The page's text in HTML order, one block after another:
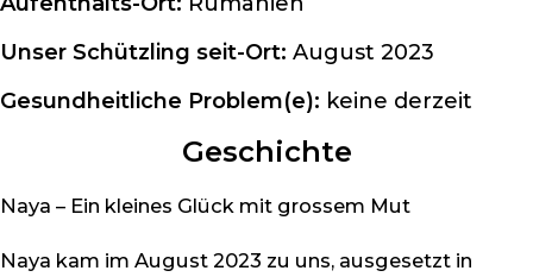
Unser Schützling seit-Ort: August 2023
Gesundheitliche Problem(e): keine derzeit
Geschichte
Naya – Ein kleines Glück mit grossem Mut
Naya kam im August 2023 zu uns, ausgesetzt in